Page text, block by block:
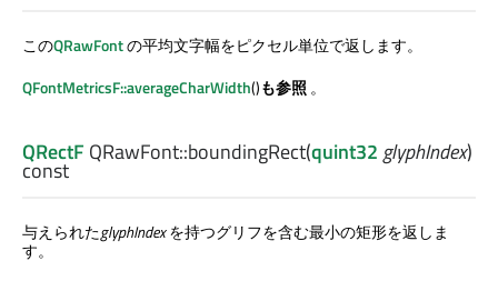
このQRawFontの平均文字幅をピクセル単位で返します。
QFontMetricsF::averageCharWidth()も参照 。
QRectF QRawFont::boundingRect(quint32glyphIndex)
const
与えられたglyphIndexを持つグリフを含む最小の矩形を返しま
す。